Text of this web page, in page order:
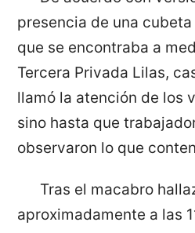
presencia de una
que se encontraba a
Tercera Privada Lilas,
llamó la atención de los
sino hasta que
observaron lo que
Tras el macabro
aproximadamente a las